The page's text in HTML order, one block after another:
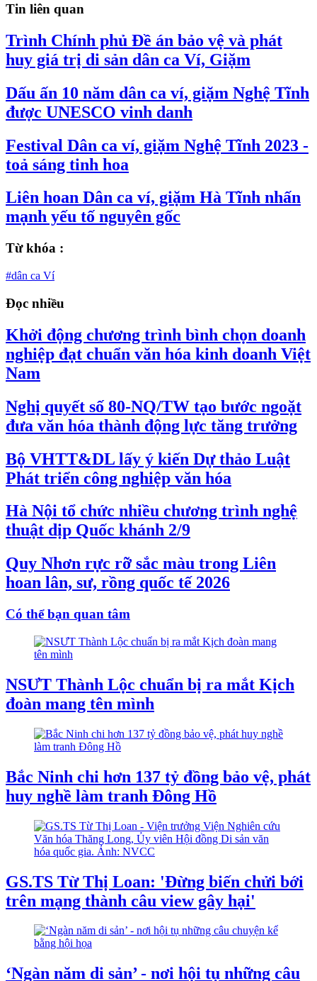
Tin liên quan
Trình Chính phủ Đề án bảo vệ và phát
huy giá trị di sản dân ca Ví, Giặm
Dấu ấn 10 năm dân ca ví, giặm Nghệ Tĩnh
được UNESCO vinh danh
Festival Dân ca ví, giặm Nghệ Tĩnh 2023 -
toả sáng tinh hoa
Liên hoan Dân ca ví, giặm Hà Tĩnh nhấn
mạnh yếu tố nguyên gốc
Từ khóa :
#dân ca Ví
Đọc nhiều
Khởi động chương trình bình chọn doanh
nghiệp đạt chuẩn văn hóa kinh doanh Việt
Nam
Nghị quyết số 80-NQ/TW tạo bước ngoặt
đưa văn hóa thành động lực tăng trưởng
Bộ VHTT&DL lấy ý kiến Dự thảo Luật
Phát triển công nghiệp văn hóa
Hà Nội tổ chức nhiều chương trình nghệ
thuật dịp Quốc khánh 2/9
Quy Nhơn rực rỡ sắc màu trong Liên
hoan lân, sư, rồng quốc tế 2026
Có thể bạn quan tâm
NSƯT Thành Lộc chuẩn bị ra mắt Kịch
đoàn mang tên mình
Bắc Ninh chi hơn 137 tỷ đồng bảo vệ, phát
huy nghề làm tranh Đông Hồ
GS.TS Từ Thị Loan: 'Đừng biến chửi bới
trên mạng thành câu view gây hại'
‘Ngàn năm di sản’ - nơi hội tụ những câu